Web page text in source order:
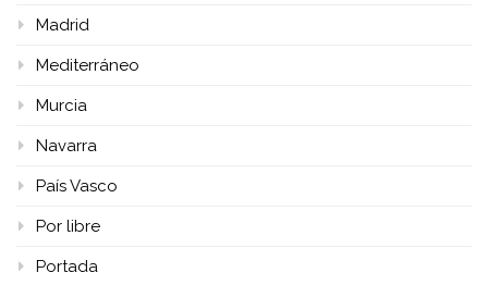
Madrid
Mediterráneo
Murcia
Navarra
País Vasco
Por libre
Portada